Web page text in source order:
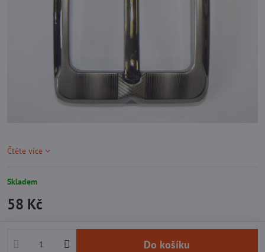
Čtěte více
Skladem
58 Kč
Do košíku